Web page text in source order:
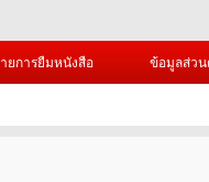
ยการยืมหนังสือ ข้อมูลส่ว